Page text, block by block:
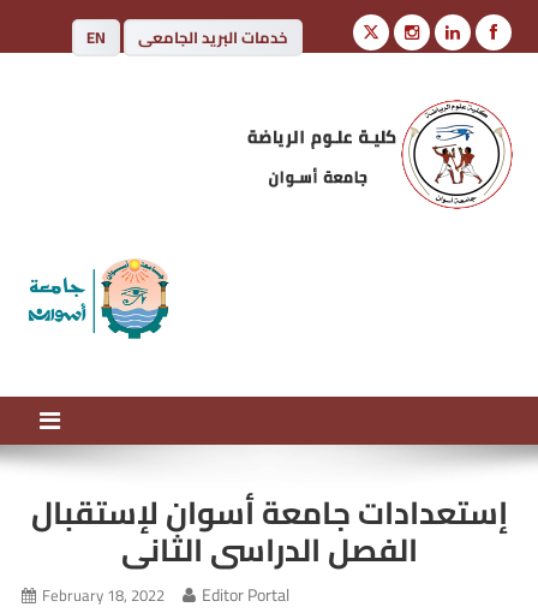
EN خدمات البريد الجامعى
كلية علوم الرياضة
إستعدادات جامعة أسوان لإستقبال
الفصل الدراسى الثانى
February 18, 2022 Editor Portal